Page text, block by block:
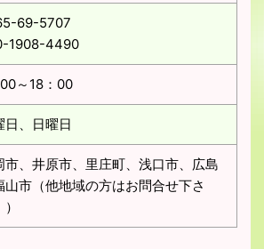
69-5707
1908-4490
～18：00
日、日曜日
市、井原市、里庄町、浅口市、広島
山市（他地域の方はお問合せ下さ